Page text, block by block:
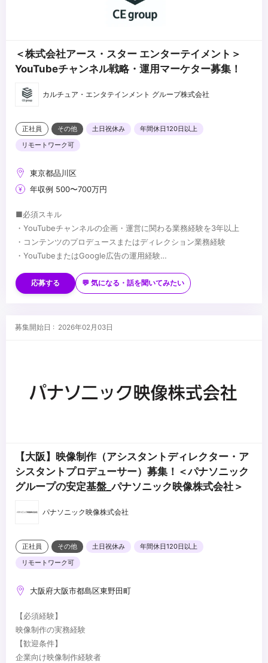
＜株式会社アース・スター エンターテイメント＞
YouTubeチャンネル戦略・運用マーケター募集！
カルチュア・エンタテインメント グループ株式会社
正社員 その他 土日祝休み
年間休日120日以上
リモートワーク可
東京都品川区
年収例 500〜700万円
■必須スキル
・YouTubeチャンネルの企画・運営に関わる業務経験を3年以上
・コンテンツのプロデュースまたはディレクション業務経験
・YouTubeまたはGoogle広告の運用経験
・動画制作や編集など、ご自身でクリエイティブ業務に携わった経
験
験
...
応募する 💬 気になる・話を聞いてみたい
募集開始日 : 2026年02月03日
【大阪】映像制作（アシスタントディレクター・ア
シスタントプロデューサー）募集！＜パナソニック
グループの安定基盤_パナソニック映像株式会社＞
パナソニック映像株式会社
正社員 その他 土日祝休み
年間休日120日以上
リモートワーク可
大阪府大阪市都島区東野田町
【必須経験】
映像制作の実務経験
【歓迎条件】
企業向け映像制作経験者